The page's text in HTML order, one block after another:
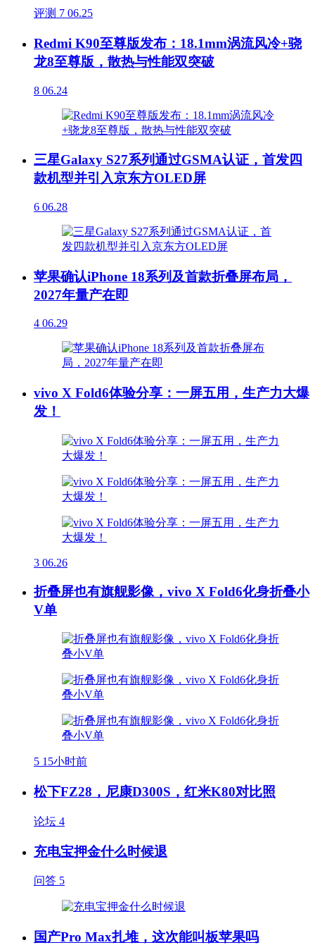
评测 7 06.25
Redmi K90至尊版发布：18.1mm涡流风冷+骁
龙8至尊版，散热与性能双突破
8 06.24
三星Galaxy S27系列通过GSMA认证，首发四
款机型并引入京东方OLED屏
6 06.28
苹果确认iPhone 18系列及首款折叠屏布局，
2027年量产在即
4 06.29
vivo X Fold6体验分享：一屏五用，生产力大爆
发！
3 06.26
折叠屏也有旗舰影像，vivo X Fold6化身折叠小
V单
5 15小时前
松下FZ28，尼康D300S，红米K80对比照
论坛 4
充电宝押金什么时候退
问答 5
国产Pro Max扎堆，这次能叫板苹果吗